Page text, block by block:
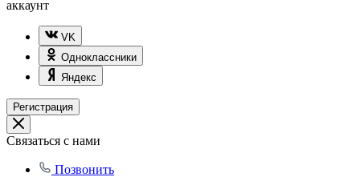
аккаунт
VK
Одноклассники
Яндекс
Регистрация
Связаться с нами
Позвонить